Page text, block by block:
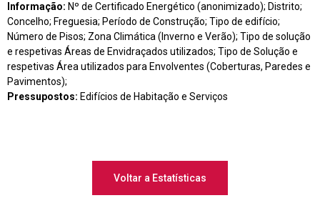
Informação: Nº de Certificado Energético (anonimizado); Distrito;
Concelho; Freguesia; Período de Construção; Tipo de edifício;
Número de Pisos; Zona Climática (Inverno e Verão); Tipo de solução
e respetivas Áreas de Envidraçados utilizados; Tipo de Solução e
respetivas Área utilizados para Envolventes (Coberturas, Paredes e
Pavimentos);
Pressupostos: Edifícios de Habitação e Serviços
Voltar a Estatísticas